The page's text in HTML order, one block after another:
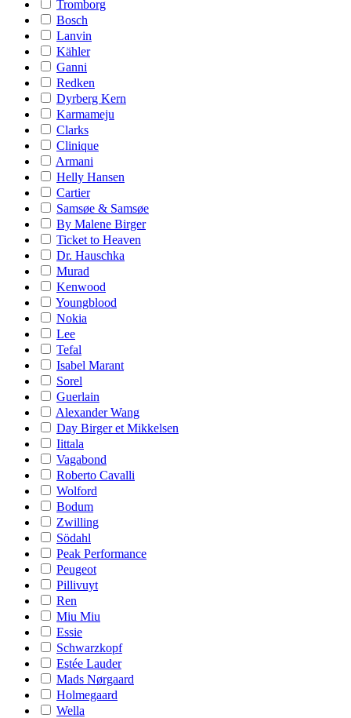
Tromborg
Bosch
Lanvin
Kähler
Ganni
Redken
Dyrberg Kern
Karmameju
Clarks
Clinique
Armani
Helly Hansen
Cartier
Samsøe & Samsøe
By Malene Birger
Ticket to Heaven
Dr. Hauschka
Murad
Kenwood
Youngblood
Nokia
Lee
Tefal
Isabel Marant
Sorel
Guerlain
Alexander Wang
Day Birger et Mikkelsen
Iittala
Vagabond
Roberto Cavalli
Wolford
Bodum
Zwilling
Södahl
Peak Performance
Peugeot
Pillivuyt
Ren
Miu Miu
Essie
Schwarzkopf
Estée Lauder
Mads Nørgaard
Holmegaard
Wella